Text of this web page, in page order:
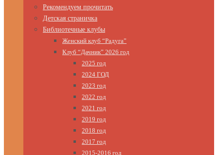
Рекомендуем прочитать
Детская страничка
Библиотечные клубы
Женский клуб “Радуга”
Клуб “Дачник” 2026 год
2025 год
2024 ГОД
2023 год
2022 год
2021 год
2019 год
2018 год
2017 год
2015-2016 год